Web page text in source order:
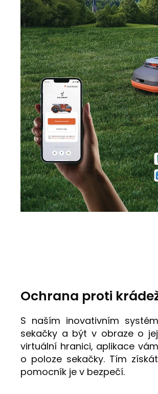
Ochrana proti
S naším inovativním
sekačky a být v obraze o
virtuální hranici, aplikace vám
o poloze sekačky. Tím
pomocník je v bezpečí.